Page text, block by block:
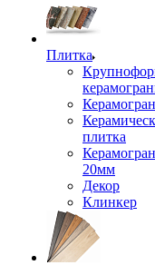
Плитка
плитка
20мм
Декор
Клинкер